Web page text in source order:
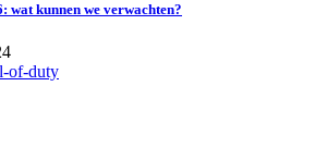
wat kunnen we verwachten?
of-duty